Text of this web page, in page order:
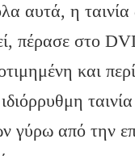
αυτά, η ταινία
πέρασε στο
και
γύρω από την